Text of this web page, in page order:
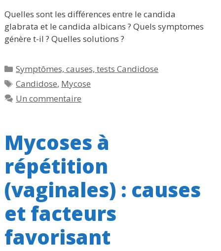
Quelles sont les différences entre le candida
glabrata et le candida albicans ? Quels symptomes
génère t-il ? Quelles solutions ?
Catégories
Symptômes, causes, tests Candidose
Étiquettes
Candidose, Mycose
Un commentaire
Mycoses à
répétition
(vaginales) : causes
et facteurs
favorisant